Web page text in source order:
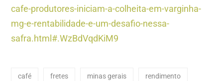
cafe-produtores-iniciam-a-colheita-em-varginha-
mg-e-rentabilidade-e-um-desafio-nessa-
safra.html#.WzBdVqdKiM9
café fretes minas gerais rendimento